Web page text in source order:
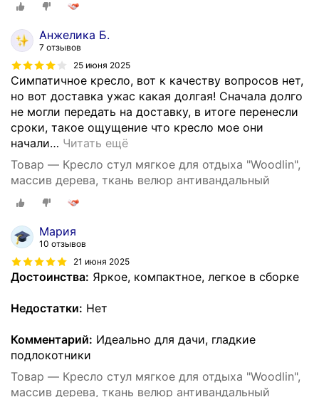
Анжелика Б.
7 отзывов
25 июня 2025
Симпатичное кресло, вот к качеству вопросов нет,
но вот доставка ужас какая долгая! Сначала долго
не могли передать на доставку, в итоге перенесли
сроки, такое ощущение что кресло мое они
начали… Читать ещё
Товар — Кресло стул мягкое для отдыха "Woodlin",
массив дерева, ткань велюр антивандальный
Мария
10 отзывов
21 июня 2025
Достоинства: Яркое, компактное, легкое в сборке
Недостатки: Нет
Комментарий: Идеально для дачи, гладкие
подлокотники
Товар — Кресло стул мягкое для отдыха "Woodlin",
массив дерева, ткань велюр антивандальный